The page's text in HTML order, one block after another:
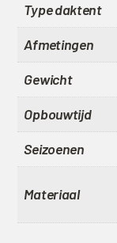
Type daktent
Afmetingen
Gewicht
Opbouwtijd
Seizoenen
Materiaal